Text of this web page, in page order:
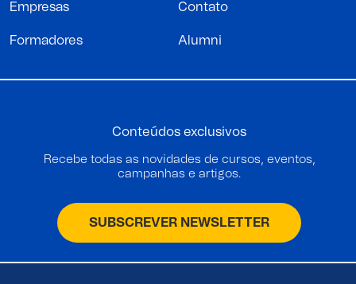
Empresas Contato
Formadores Alumni
Conteúdos exclusivos
Recebe todas as novidades de cursos, eventos,
campanhas e artigos.
SUBSCREVER NEWSLETTER